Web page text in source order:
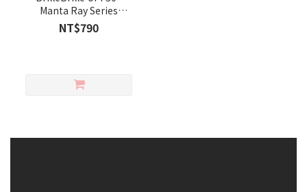
Manta Ray Series
sunhats - Chip Atouille
NT$790